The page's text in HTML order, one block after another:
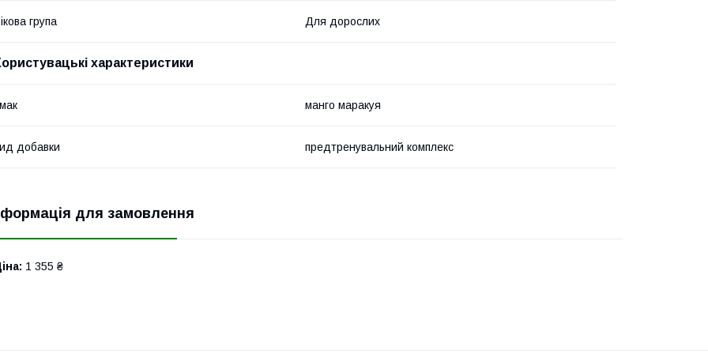
група Для дорослих
характеристики
манго маракуя
добавки предтренувальний комплекс
для замовлення
1 355 ₴